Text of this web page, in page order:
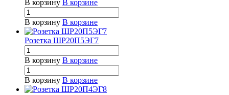
В корзину В корзине
В корзину В корзине
Розетка ШР20П5ЭГ7
В корзину В корзине
В корзину В корзине